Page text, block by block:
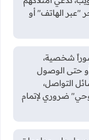
"عبر الهاتف" أو
شخصية،
حتى الوصول
التواصل،
ضروري لإتمام